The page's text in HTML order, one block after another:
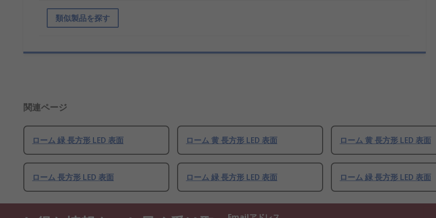
類似製品を探す
関連ページ
ローム 緑 長方形 LED 表面 ローム 黄 長方形 LED 表面 ローム 黄 長方形 LED 表面
ローム 長方形 LED 表面 ローム 緑 長方形 LED 表面 ローム 緑 長方形 LED 表面